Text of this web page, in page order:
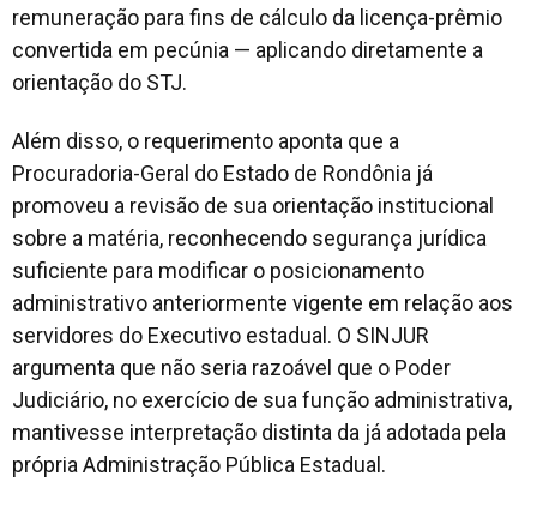
remuneração para fins de cálculo da licença-prêmio
convertida em pecúnia — aplicando diretamente a
orientação do STJ.
Além disso, o requerimento aponta que a
Procuradoria-Geral do Estado de Rondônia já
promoveu a revisão de sua orientação institucional
sobre a matéria, reconhecendo segurança jurídica
suficiente para modificar o posicionamento
administrativo anteriormente vigente em relação aos
servidores do Executivo estadual. O SINJUR
argumenta que não seria razoável que o Poder
Judiciário, no exercício de sua função administrativa,
mantivesse interpretação distinta da já adotada pela
própria Administração Pública Estadual.